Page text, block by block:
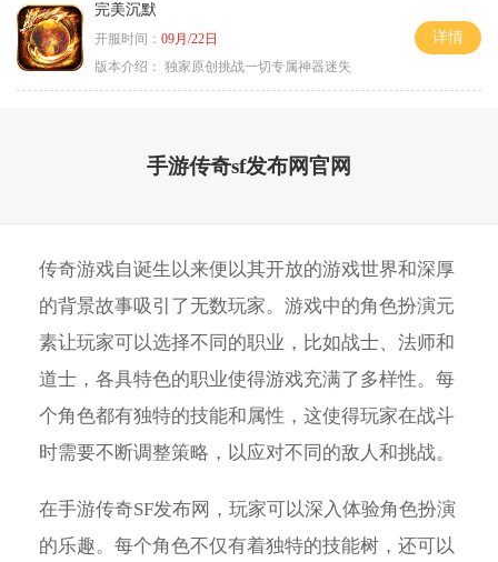
完美沉默
开服时间： 09月/22日
版本介绍： 独家原创挑战一切专属神器迷失
详情
手游传奇sf发布网官网
传奇游戏自诞生以来便以其开放的游戏世界和深厚
的背景故事吸引了无数玩家。游戏中的角色扮演元
素让玩家可以选择不同的职业，比如战士、法师和
道士，各具特色的职业使得游戏充满了多样性。每
个角色都有独特的技能和属性，这使得玩家在战斗
时需要不断调整策略，以应对不同的敌人和挑战。
在手游传奇SF发布网，玩家可以深入体验角色扮演
的乐趣。每个角色不仅有着独特的技能树，还可以